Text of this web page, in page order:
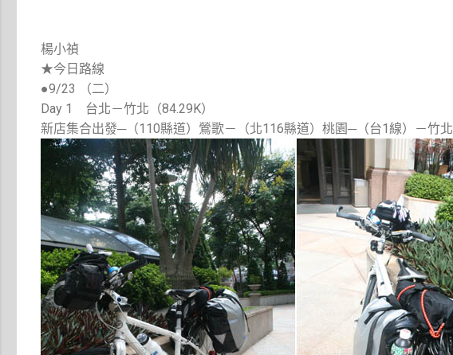
楊小禎
★今日路線
●9/23 （二）
Day 1 台北－竹北（84.29K）
新店集合出發─（110縣道）鶯歌－（北116縣道）桃園─（台1線）－竹北